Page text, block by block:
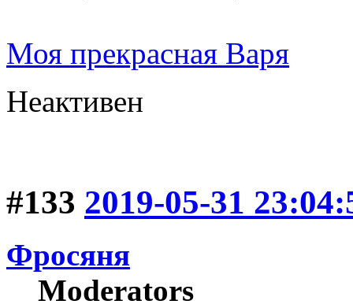
Моя прекрасная Варя
Неактивен
#133 2019-05-31
Фросяня
Moderators